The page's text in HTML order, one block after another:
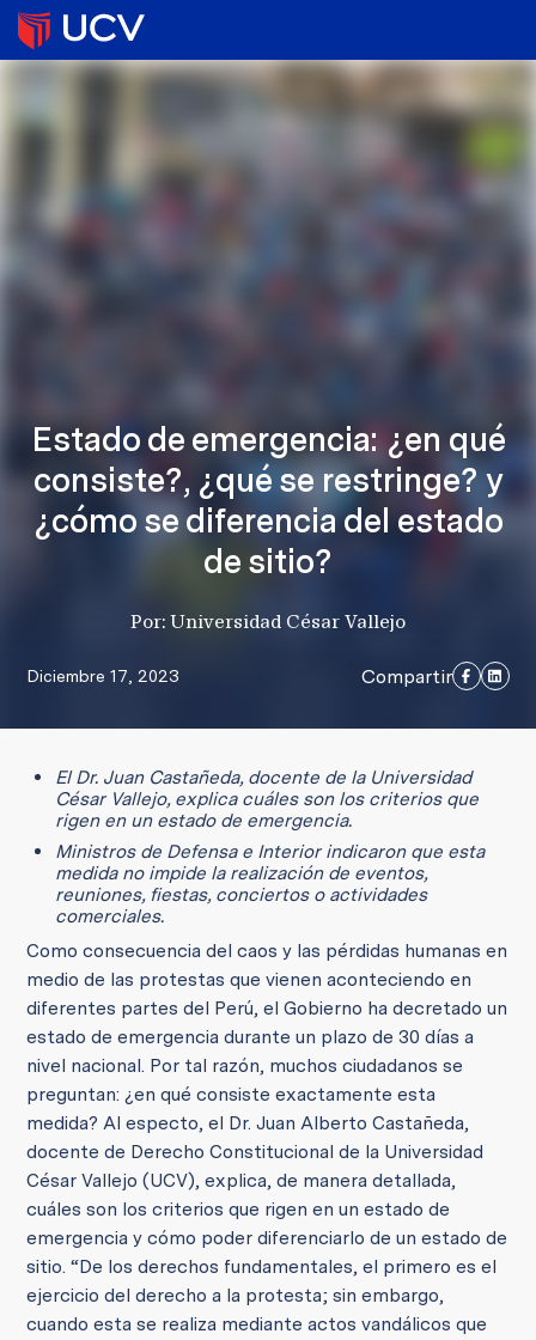
Estado de emergencia: ¿en qué
consiste?, ¿qué se restringe? y
¿cómo se diferencia del estado
de sitio?
Por: Universidad César Vallejo
Diciembre 17, 2023 Compartir
El Dr. Juan Castañeda, docente de la Universidad
César Vallejo, explica cuáles son los criterios que
rigen en un estado de emergencia.
Ministros de Defensa e Interior indicaron que esta
medida no impide la realización de eventos,
reuniones, fiestas, conciertos o actividades
comerciales.
Como consecuencia del caos y las pérdidas humanas en
medio de las protestas que vienen aconteciendo en
diferentes partes del Perú, el Gobierno ha decretado un
estado de emergencia durante un plazo de 30 días a
nivel nacional. Por tal razón, muchos ciudadanos se
preguntan: ¿en qué consiste exactamente esta
medida? Al especto, el Dr. Juan Alberto Castañeda,
docente de Derecho Constitucional de la Universidad
César Vallejo (UCV), explica, de manera detallada,
cuáles son los criterios que rigen en un estado de
emergencia y cómo poder diferenciarlo de un estado de
sitio. “De los derechos fundamentales, el primero es el
ejercicio del derecho a la protesta; sin embargo,
cuando esta se realiza mediante actos vandálicos que